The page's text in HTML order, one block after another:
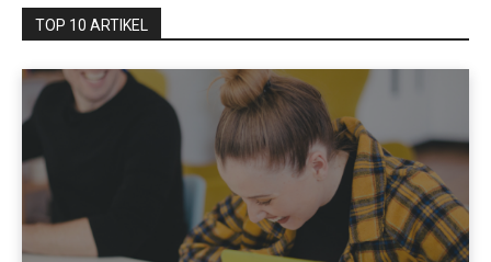
TOP 10 ARTIKEL